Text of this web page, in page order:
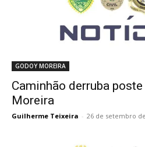
GODOY MOREIRA
Caminhão derruba
Moreira
Guilherme Teixeira - 26 de setembro